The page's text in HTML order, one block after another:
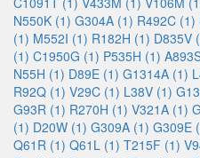
N550K (1) G304A (1) R492C (1)
(1) M552I (1) R182H (1) D835V
(1) C1950G (1) P535H (1)
N55H (1) D89E (1) G1314A (1)
R92Q (1) V29C (1) L38V (1)
G93R (1) R270H (1) V321A (1)
(1) D20W (1) G309A (1) G309E
Q61R (1) Q61L (1) T215F (1)